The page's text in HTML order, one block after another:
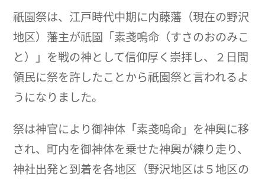
祇園祭は、江戸時代中期に内藤藩（現在の野沢
地区）藩主が祇園「素戔嗚命（すさのおのみこ
と）」を戦の神として信仰厚く崇拝し、２日間
領民に祭を許したことから祇園祭と言われるよ
うになりました。
祭は神官により御神体「素戔嗚命」を神輿に移
され、町内を御神体を乗せた神輿が練り走り、
神社出発と到着を各地区（野沢地区は５地区の